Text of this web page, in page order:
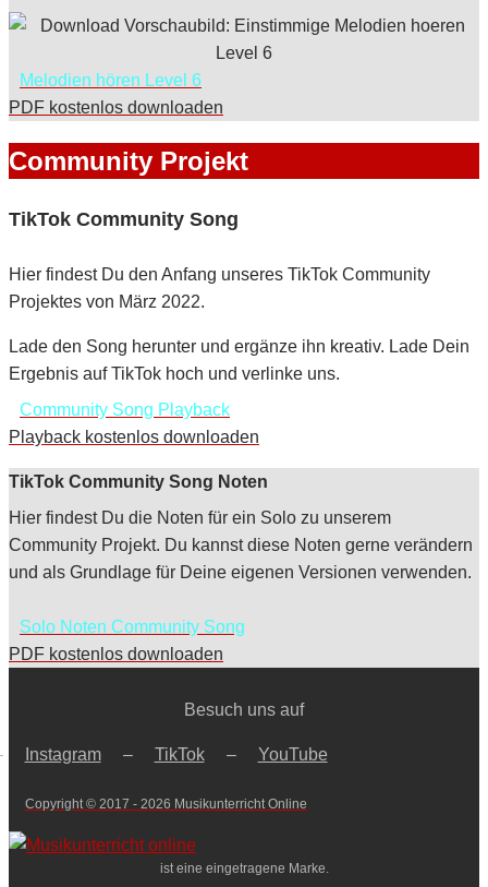
Melodien hören Level 6
PDF kostenlos downloaden
Community Projekt
TikTok Community Song
Hier findest Du den Anfang unseres TikTok Community
Projektes von März 2022.
Lade den Song herunter und ergänze ihn kreativ. Lade Dein
Ergebnis auf TikTok hoch und verlinke uns.
Community Song Playback
Playback kostenlos downloaden
TikTok Community Song Noten
Hier findest Du die Noten für ein Solo zu unserem
Community Projekt. Du kannst diese Noten gerne verändern
und als Grundlage für Deine eigenen Versionen verwenden.
Solo Noten Community Song
PDF kostenlos downloaden
Besuch uns auf
Instagram– TikTok– YouTube
Copyright © 2017 - 2026 Musikunterricht Online
ist eine eingetragene Marke.